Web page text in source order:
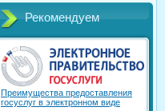
Рекомендуем
Преимущества предоставления
госуслуг в электронном виде